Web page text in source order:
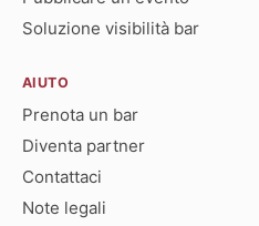
Soluzione visibilità bar
AIUTO
Prenota un bar
Diventa partner
Contattaci
Note legali